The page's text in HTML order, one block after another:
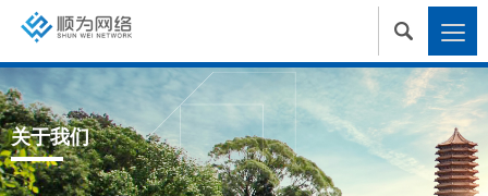
关于我们